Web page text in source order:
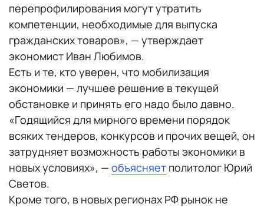
перепрофилирования могут утратить
компетенции, необходимые для выпуска
гражданских товаров», — утверждает
экономист Иван Любимов.
Есть и те, кто уверен, что мобилизация
экономики — лучшее решение в текущей
обстановке и принять его надо было давно.
«Годящийся для мирного времени порядок
всяких тендеров, конкурсов и прочих вещей, он
затрудняет возможность работы экономики в
новых условиях», — объясняет политолог Юрий
Светов.
Кроме того, в новых регионах РФ рынок не